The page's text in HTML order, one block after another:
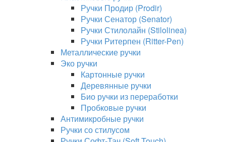
Ручки Продир (Prodir)
Ручки Сенатор (Senator)
Ручки Стилолайн (Stilolinea)
Ручки Ритерпен (Ritter-Pen)
Металлические ручки
Эко ручки
Картонные ручки
Деревянные ручки
Био ручки из переработки
Пробковые ручки
Антимикробные ручки
Ручки со стилусом